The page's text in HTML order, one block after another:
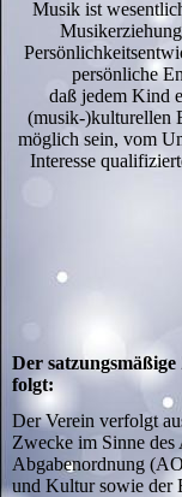
Musik ist
persönliche
daß jedem Kind
(musik-)kulturellen
möglich sein, vom
Interesse
Der
folgt:
Der Verein verfolgt
Zwecke im Sinne des
Abgabenordnung
und Kultur sowie der